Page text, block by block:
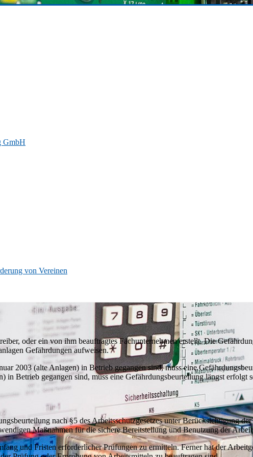
GmbH
von Vereinen
oder ein von ihm beauftragtes Fachunternehmen erstellt. Die
Gefährdungen aufweisen.
2003 (alte Anlagen) in Betrieb gegangen sind, muss eine
in Betrieb gegangen sind, muss eine Gefährdungsbeurteilung längst erfolgt
nach §5 des Arbeitsschutzgesetzes unter Berücksichtigung
Maßnahmen für die sichere Bereitstellung und Benutzung der
und Fristen erforderlicher Prüfungen zu ermitteln. Ferner hat der